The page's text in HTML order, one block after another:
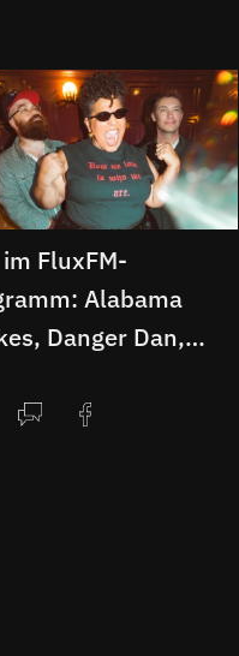
FluxFM-
Alabama
Danger Dan,
uvm.